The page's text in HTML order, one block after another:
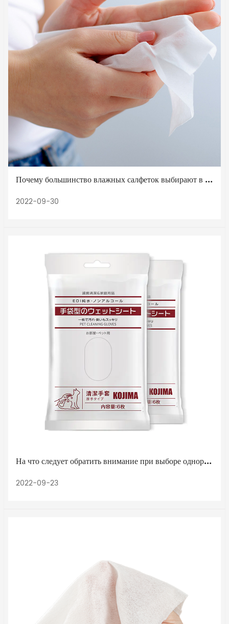
Почему большинство влажных салфеток выбирают в качестве сырья нетканые материалы?
2022-09-30
На что следует обратить внимание при выборе одноразовых нетканых перчаток для домашних животных?
2022-09-23